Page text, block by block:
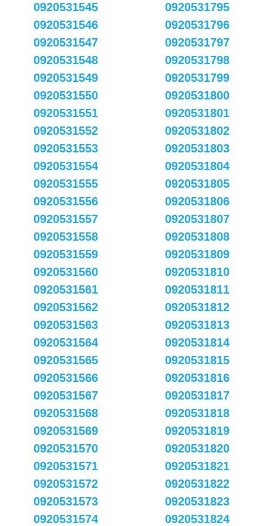
0920531545
0920531546
0920531547
0920531548
0920531549
0920531550
0920531551
0920531552
0920531553
0920531554
0920531555
0920531556
0920531557
0920531558
0920531559
0920531560
0920531561
0920531562
0920531563
0920531564
0920531565
0920531566
0920531567
0920531568
0920531569
0920531570
0920531571
0920531572
0920531573
0920531574
0920531795
0920531796
0920531797
0920531798
0920531799
0920531800
0920531801
0920531802
0920531803
0920531804
0920531805
0920531806
0920531807
0920531808
0920531809
0920531810
0920531811
0920531812
0920531813
0920531814
0920531815
0920531816
0920531817
0920531818
0920531819
0920531820
0920531821
0920531822
0920531823
0920531824